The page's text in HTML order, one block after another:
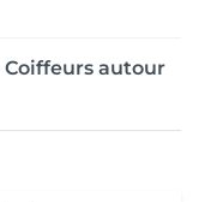
autour